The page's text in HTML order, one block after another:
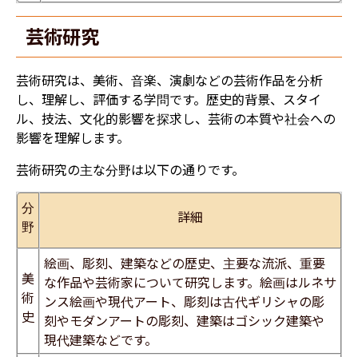
芸術研究
芸術研究は、美術、音楽、演劇などの芸術作品を分析
し、理解し、評価する学問です。歴史的背景、スタイ
ル、技法、文化的影響を探求し、芸術の本質や社会への
影響を理解します。
芸術研究の主な分野は以下の通りです。
分
野
詳細
美
術
史​
絵画、彫刻、建築などの歴史、主要な流派、重要
な作品や芸術家について研究します。絵画はルネサ
ンス絵画や現代アート、彫刻は古代ギリシャの彫
刻やモダンアートの彫刻、建築はゴシック建築や
現代建築などです。